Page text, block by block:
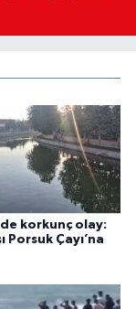
korkunç olay:
Porsuk Çayı’na